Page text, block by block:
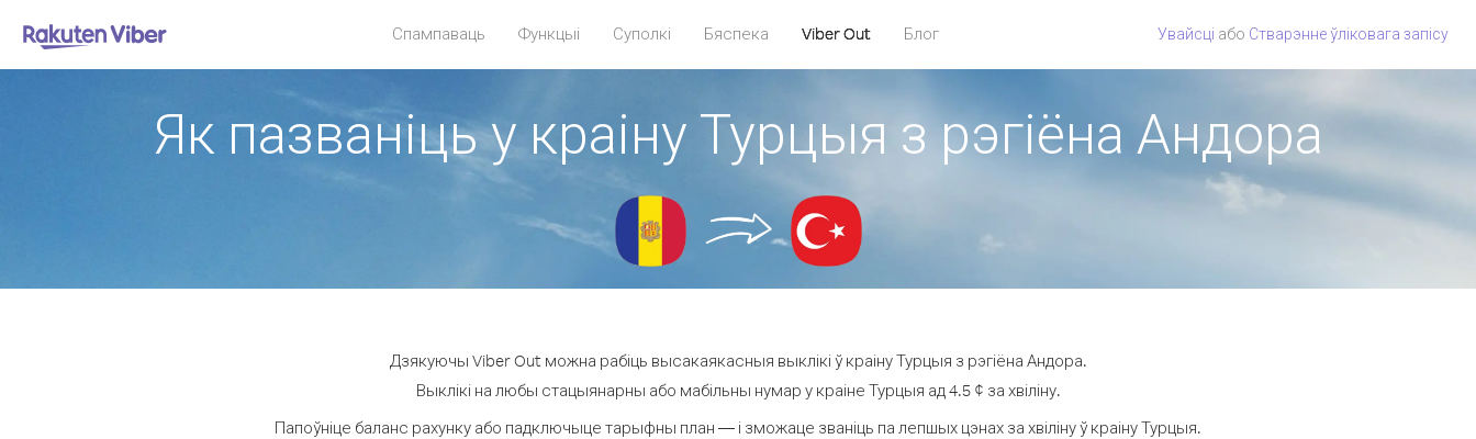
Спампаваць Функцыі Суполкі Бяспека Viber Out Блог Увайсці або Стварэнне ўліковага запісу
Як пазваніць у краіну Турцыя з рэгіёна Андора
Дзякуючы Viber Out можна рабіць высакаякасныя выклікі ў краіну Турцыя з рэгіёна Андора.
Выклікі на любы стацыянарны або мабільны нумар у краіне Турцыя ад 4.5 ¢ за хвіліну.
Папоўніце баланс рахунку або падключыце тарыфны план — і зможаце званіць па лепшых цэнах за хвіліну ў краіну Турцыя.